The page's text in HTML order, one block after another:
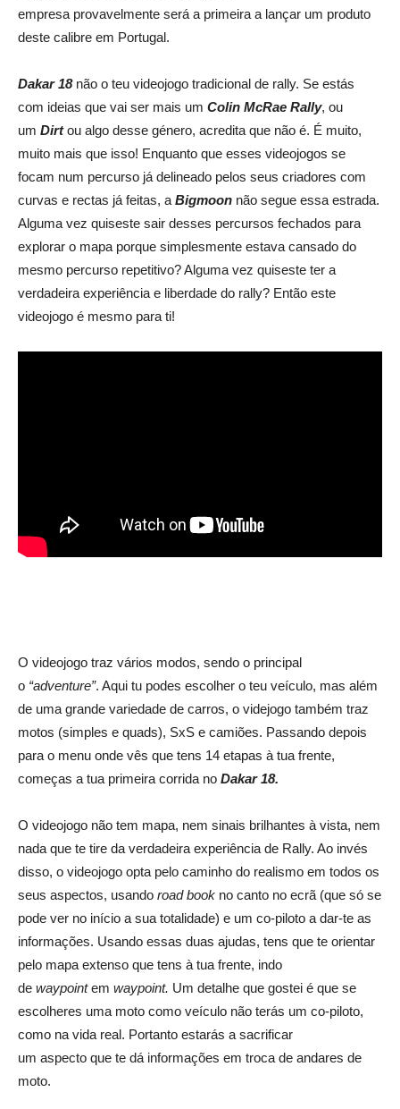
empresa provavelmente será a primeira a lançar um produto
deste calibre em Portugal.
Dakar 18não o teu videojogo tradicional de rally. Se estás
com ideias que vai ser mais um Colin McRae Rally, ou
um Dirtou algo desse género, acredita que não é. É muito,
muito mais que isso! Enquanto que esses videojogos se
focam num percurso já delineado pelos seus criadores com
curvas e rectas já feitas, a Bigmoon não segue essa estrada.
Alguma vez quiseste sair desses percursos fechados para
explorar o mapa porque simplesmente estava cansado do
mesmo percurso repetitivo? Alguma vez quiseste ter a
verdadeira experiência e liberdade do rally? Então este
videojogo é mesmo para ti!
O videojogo traz vários modos, sendo o principal
o “adventure”. Aqui tu podes escolher o teu veículo, mas além
de uma grande variedade de carros, o videjogo também traz
motos (simples e quads), SxS e camiões. Passando depois
para o menu onde vês que tens 14 etapas à tua frente,
começas a tua primeira corrida no Dakar 18.
O videojogo não tem mapa, nem sinais brilhantes à vista, nem
nada que te tire da verdadeira experiência de Rally. Ao invés
disso, o videojogo opta pelo caminho do realismo em todos os
seus aspectos, usando road book no canto no ecrã (que só se
pode ver no início a sua totalidade) e um co-piloto a dar-te as
informações. Usando essas duas ajudas, tens que te orientar
pelo mapa extenso que tens à tua frente, indo
de waypoint em waypoint. Um detalhe que gostei é que se
escolheres uma moto como veículo não terás um co-piloto,
como na vida real. Portanto estarás a sacrificar
um aspecto que te dá informações em troca de andares de
moto.